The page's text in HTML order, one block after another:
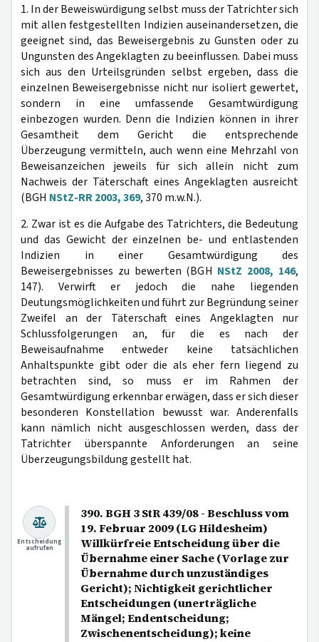
1. In der Beweiswürdigung selbst muss der Tatrichter sich
mit allen festgestellten Indizien auseinandersetzen, die
geeignet sind, das Beweisergebnis zu Gunsten oder zu
Ungunsten des Angeklagten zu beeinflussen. Dabei muss
sich aus den Urteilsgründen selbst ergeben, dass die
einzelnen Beweisergebnisse nicht nur isoliert gewertet,
sondern in eine umfassende Gesamtwürdigung
einbezogen wurden. Denn die Indizien können in ihrer
Gesamtheit dem Gericht die entsprechende
Überzeugung vermitteln, auch wenn eine Mehrzahl von
Beweisanzeichen jeweils für sich allein nicht zum
Nachweis der Täterschaft eines Angeklagten ausreicht
(BGH NStZ-RR 2003, 369, 370 m.w.N.).
2. Zwar ist es die Aufgabe des Tatrichters, die Bedeutung
und das Gewicht der einzelnen be- und entlastenden
Indizien in einer Gesamtwürdigung des
Beweisergebnisses zu bewerten (BGH NStZ 2008, 146,
147). Verwirft er jedoch die nahe liegenden
Deutungsmöglichkeiten und führt zur Begründung seiner
Zweifel an der Täterschaft eines Angeklagten nur
Schlussfolgerungen an, für die es nach der
Beweisaufnahme entweder keine tatsächlichen
Anhaltspunkte gibt oder die als eher fern liegend zu
betrachten sind, so muss er im Rahmen der
Gesamtwürdigung erkennbar erwägen, dass er sich dieser
besonderen Konstellation bewusst war. Anderenfalls
kann nämlich nicht ausgeschlossen werden, dass der
Tatrichter überspannte Anforderungen an seine
Überzeugungsbildung gestellt hat.
390. BGH 3 StR 439/08 - Beschluss vom
19. Februar 2009 (LG Hildesheim)
Willkürfreie Entscheidung über die
Übernahme einer Sache (Vorlage zur
Übernahme durch unzuständiges
Gericht); Nichtigkeit gerichtlicher
Entscheidungen (unerträgliche
Mängel; Endentscheidung;
Zwischenentscheidung); keine
Entscheidung
aufrufen